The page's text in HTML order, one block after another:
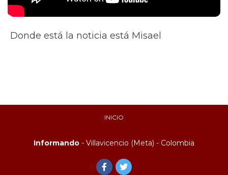
Donde está la noticia está Misael
INICIO
Informando - Villavicencio (Meta) - Colombia